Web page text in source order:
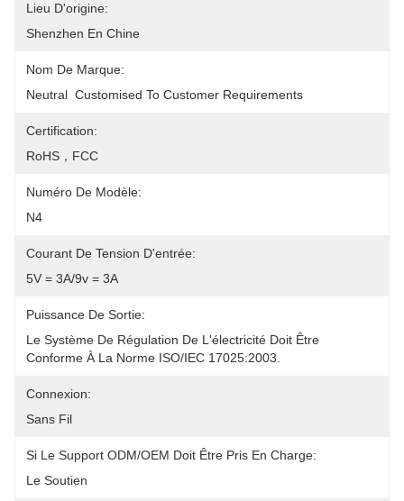
Lieu D'origine:
Shenzhen En Chine
Nom De Marque:
Neutral  Customised To Customer Requirements
Certification:
RoHS，FCC
Numéro De Modèle:
N4
Courant De Tension D'entrée:
5V = 3A/9v = 3A
Puissance De Sortie:
Le Système De Régulation De L'électricité Doit Être
Conforme À La Norme ISO/IEC 17025:2003.
Connexion:
Sans Fil
Si Le Support ODM/OEM Doit Être Pris En Charge:
Le Soutien